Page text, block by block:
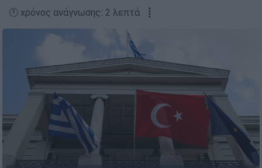
🕛 χρόνος ανάγνωσης: 2 λεπτά ┋